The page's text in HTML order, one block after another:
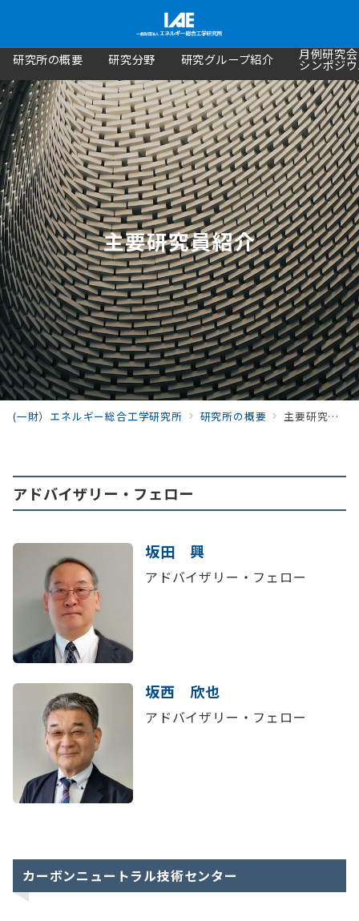
研究所の概要 研究分野 研究グループ紹介 月例研究
シンポジ
主要研究員紹介
(一財）エネルギー総合工学研究所 研究所の概要 主要研究員紹介
アドバイザリー・フェロー
坂田 興
アドバイザリー・フェロー
坂西 欣也
アドバイザリー・フェロー
カーボンニュートラル技術センター